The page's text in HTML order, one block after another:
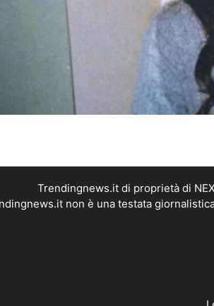
Trendingnews.it di proprietà di
non è una testata